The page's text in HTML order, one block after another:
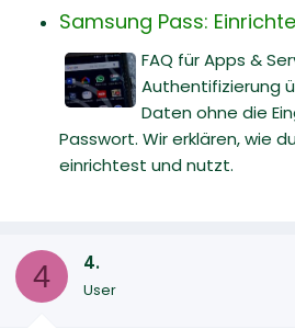
Samsung Pass:
FAQ für Apps &
Authentifizierung
Daten ohne die
Passwort. Wir erklären, wie
einrichtest und nutzt.
4 4.
User